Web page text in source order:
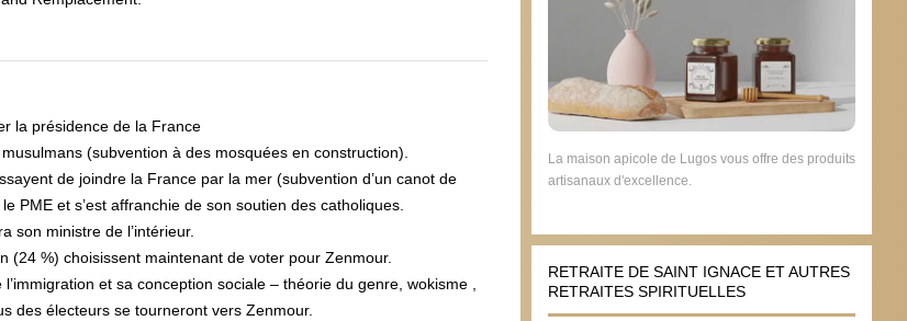
la présidence de la France
(subvention à des mosquées en construction).
de joindre la France par la mer (subvention d’un canot de
PME et s’est affranchie de son soutien des catholiques.
son ministre de l’intérieur.
(24 %) choisissent maintenant de voter pour Zenmour.
et sa conception sociale – théorie du genre, wokisme ,
des électeurs se tourneront vers Zenmour.
La maison apicole de Lugos vous offre des produits
artisanaux d'excellence.
RETRAITE DE SAINT IGNACE ET AUTRES
RETRAITES SPIRITUELLES